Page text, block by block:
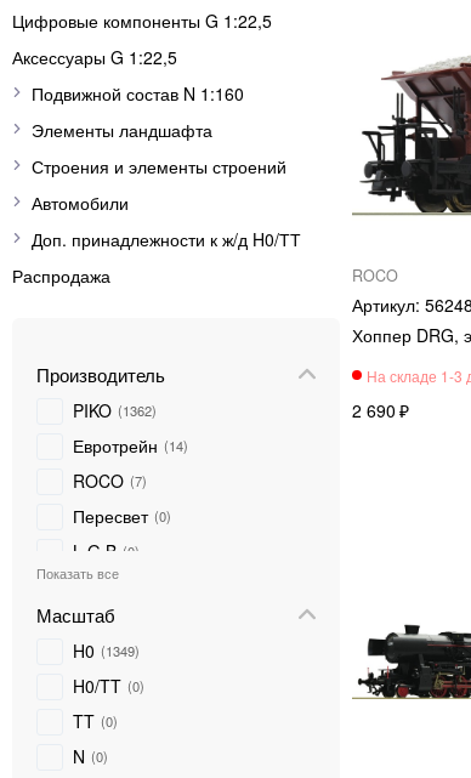
Цифровые компоненты G 1:22,5
Аксессуары G 1:22,5
Подвижной состав N 1:160
Элементы ландшафта
Строения и элементы строений
Автомобили
Доп. принадлежности к ж/д H0/ТТ
Распродажа
Производитель
PIKO 1362
Евротрейн 14
ROCO 7
Пересвет 0
L G B 0
FLEISCHMANN
Digital Train
ТТ-модель
Marklin 0
TILLIG
NOCH
Масштаб
H0 1349
H0/TT 0
TT 0
N 0
ROCO
56248
Хоппер DRG,
2 690